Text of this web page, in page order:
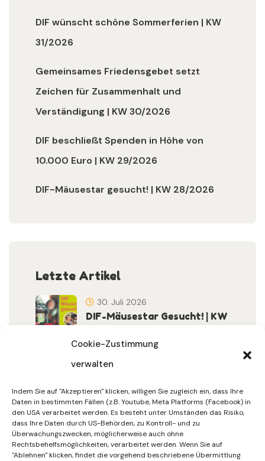
Cookie-Zustimmung
verwalten
Indem Sie auf "Akzeptieren" klicken, willigen Sie zugleich ein, dass Ihre
Daten in bestimmten Fällen (z.B. Youtube, Meta Platforms (Facebook) in
den USA verarbeitet werden. Es besteht unter Umständen das Risiko,
dass Ihre Daten durch US-Behörden, zu Kontroll- und zu
Überwachungszwecken, möglicherweise auch ohne
Rechtsbehelfsmöglichkeiten, verarbeitet werden. Wenn Sie auf
"Ablehnen" klicken, findet die vorgehend beschriebene Übermittlung
DIF wünscht schöne Sommerferien | KW
31/2026
Gemeinsames Friedensgebet setzt
Zeichen für Zusammenhalt und
Verständigung | KW 30/2026
DIF beschließt Spenden in Höhe von
10.000 Euro | KW 29/2026
DIF-Mäusestar gesucht! | KW 28/2026
Letzte Artikel
DIF-Mäusestar Gesucht! | KW
30. Juli 2026
Sommerferien | KW 31/…
30. Juli 2026
Gemeinsames Friedensgebet
Setzt Zeichen …
15. Juli 2026